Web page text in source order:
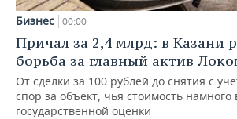
Бизнес 00:00
Причал за 2,4 млрд: в Казани
борьба за главный актив
От сделки за 100 рублей до снятия с
спор за объект, чья стоимость
государственной оценки